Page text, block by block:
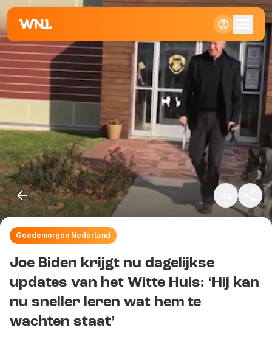
Klein
Standaard
Groot
Goedemorgen Nederland
Joe Biden krijgt nu dagelijkse
updates van het Witte Huis: ‘Hij kan
nu sneller leren wat hem te
wachten staat’